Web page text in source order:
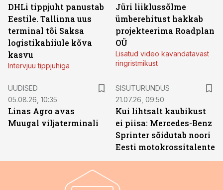
DHLi tippjuht panustab
Eestile. Tallinna uus
terminal tõi Saksa
logistikahiiule kõva
kasvu
Intervjuu tippjuhiga
Jüri liiklussõlme
ümberehitust hakkab
projekteerima Roadplan
OÜ
Lisatud video kavandatavast
ringristmikust
UUDISED
05.08.26, 10:35
Linas Agro avas
Muugal viljaterminali
SISUTURUNDUS
21.07.26, 09:50
Kui lihtsalt kaubikust
ei piisa: Mercedes-Benz
Sprinter sõidutab noori
Eesti motokrossitalente